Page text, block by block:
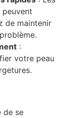
de maintenir
:
votre peau
de se